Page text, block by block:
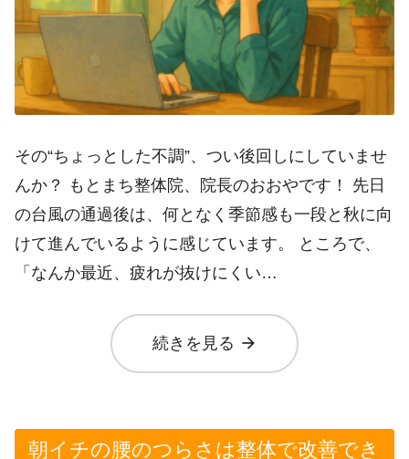
その“ちょっとした不調”、つい後回しにしていませ
んか？ もとまち整体院、院長のおおやです！ 先日
の台風の通過後は、何となく季節感も一段と秋に向
けて進んでいるように感じています。 ところで、
「なんか最近、疲れが抜けにくい…
続きを見る arrow_forward
朝イチの腰のつらさは整体で改善でき